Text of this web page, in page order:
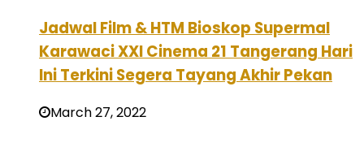
Jadwal Film & HTM Bioskop Supermal
Karawaci XXI Cinema 21 Tangerang Hari
Ini Terkini Segera Tayang Akhir Pekan
March 27, 2022